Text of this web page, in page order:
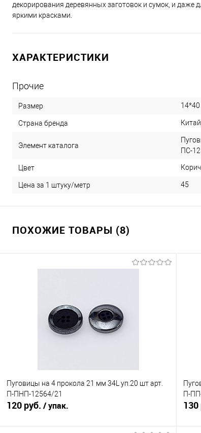
декорирования деревянных заготовок и сумок, и даже
яркими красками.
ХАРАКТЕРИСТИКИ
Прочие
Размер
Страна бренда Китай
Элемент каталога
ПС-
Цвет
Цена за 1 штуку/метр 45
ПОХОЖИЕ ТОВАРЫ (8)
Пуговицы на 4 прокола 21 мм 34L уп.20 шт арт.
П-ПНП-12564/21
120 руб. / упак.
П-
130